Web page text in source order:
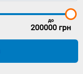
до
200000 грн